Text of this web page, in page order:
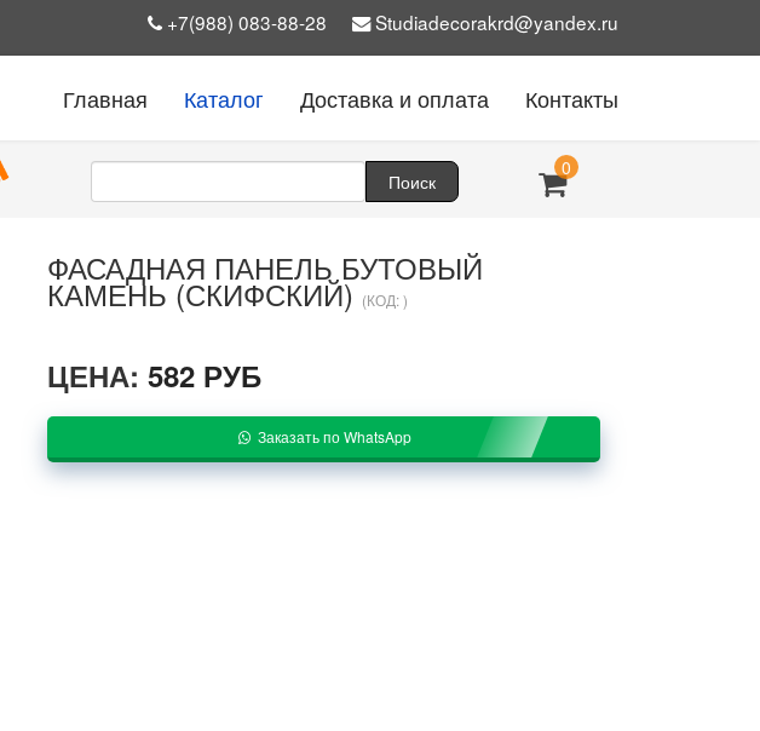
+7(988) 083-88-28 Studiadecorakrd@yandex.ru
Главная Каталог Доставка и оплата Контакты
0
ФАСАДНАЯ ПАНЕЛЬ БУТОВЫЙ
КАМЕНЬ (СКИФСКИЙ)(КОД:)
ЦЕНА: 582 РУБ
Заказать по WhatsApp